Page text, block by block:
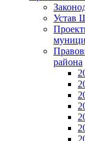
Устав
района